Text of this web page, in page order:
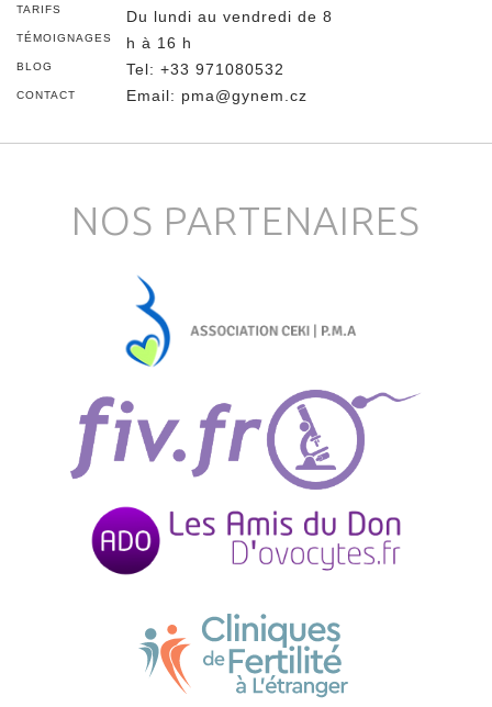
TARIFS
TÉMOIGNAGES
BLOG
CONTACT
Du lundi au vendredi de 8
h à 16 h
Tel: +33 971080532
Email: pma@gynem.cz
NOS PARTENAIRES